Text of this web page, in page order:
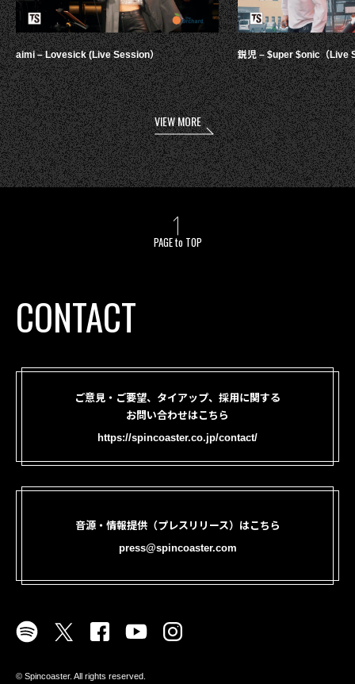
aimi – Lovesick (Live Session） 鋭児 – $uper $onic（Live
VIEW MORE
PAGE to TOP
CONTACT
ご意見・ご要望、タイアップ、採用に関する
お問い合わせはこちら
https://spincoaster.co.jp/contact/
音源・情報提供（プレスリリース）はこちら
press@spincoaster.com
©︎ Spincoaster. All rights reserved.